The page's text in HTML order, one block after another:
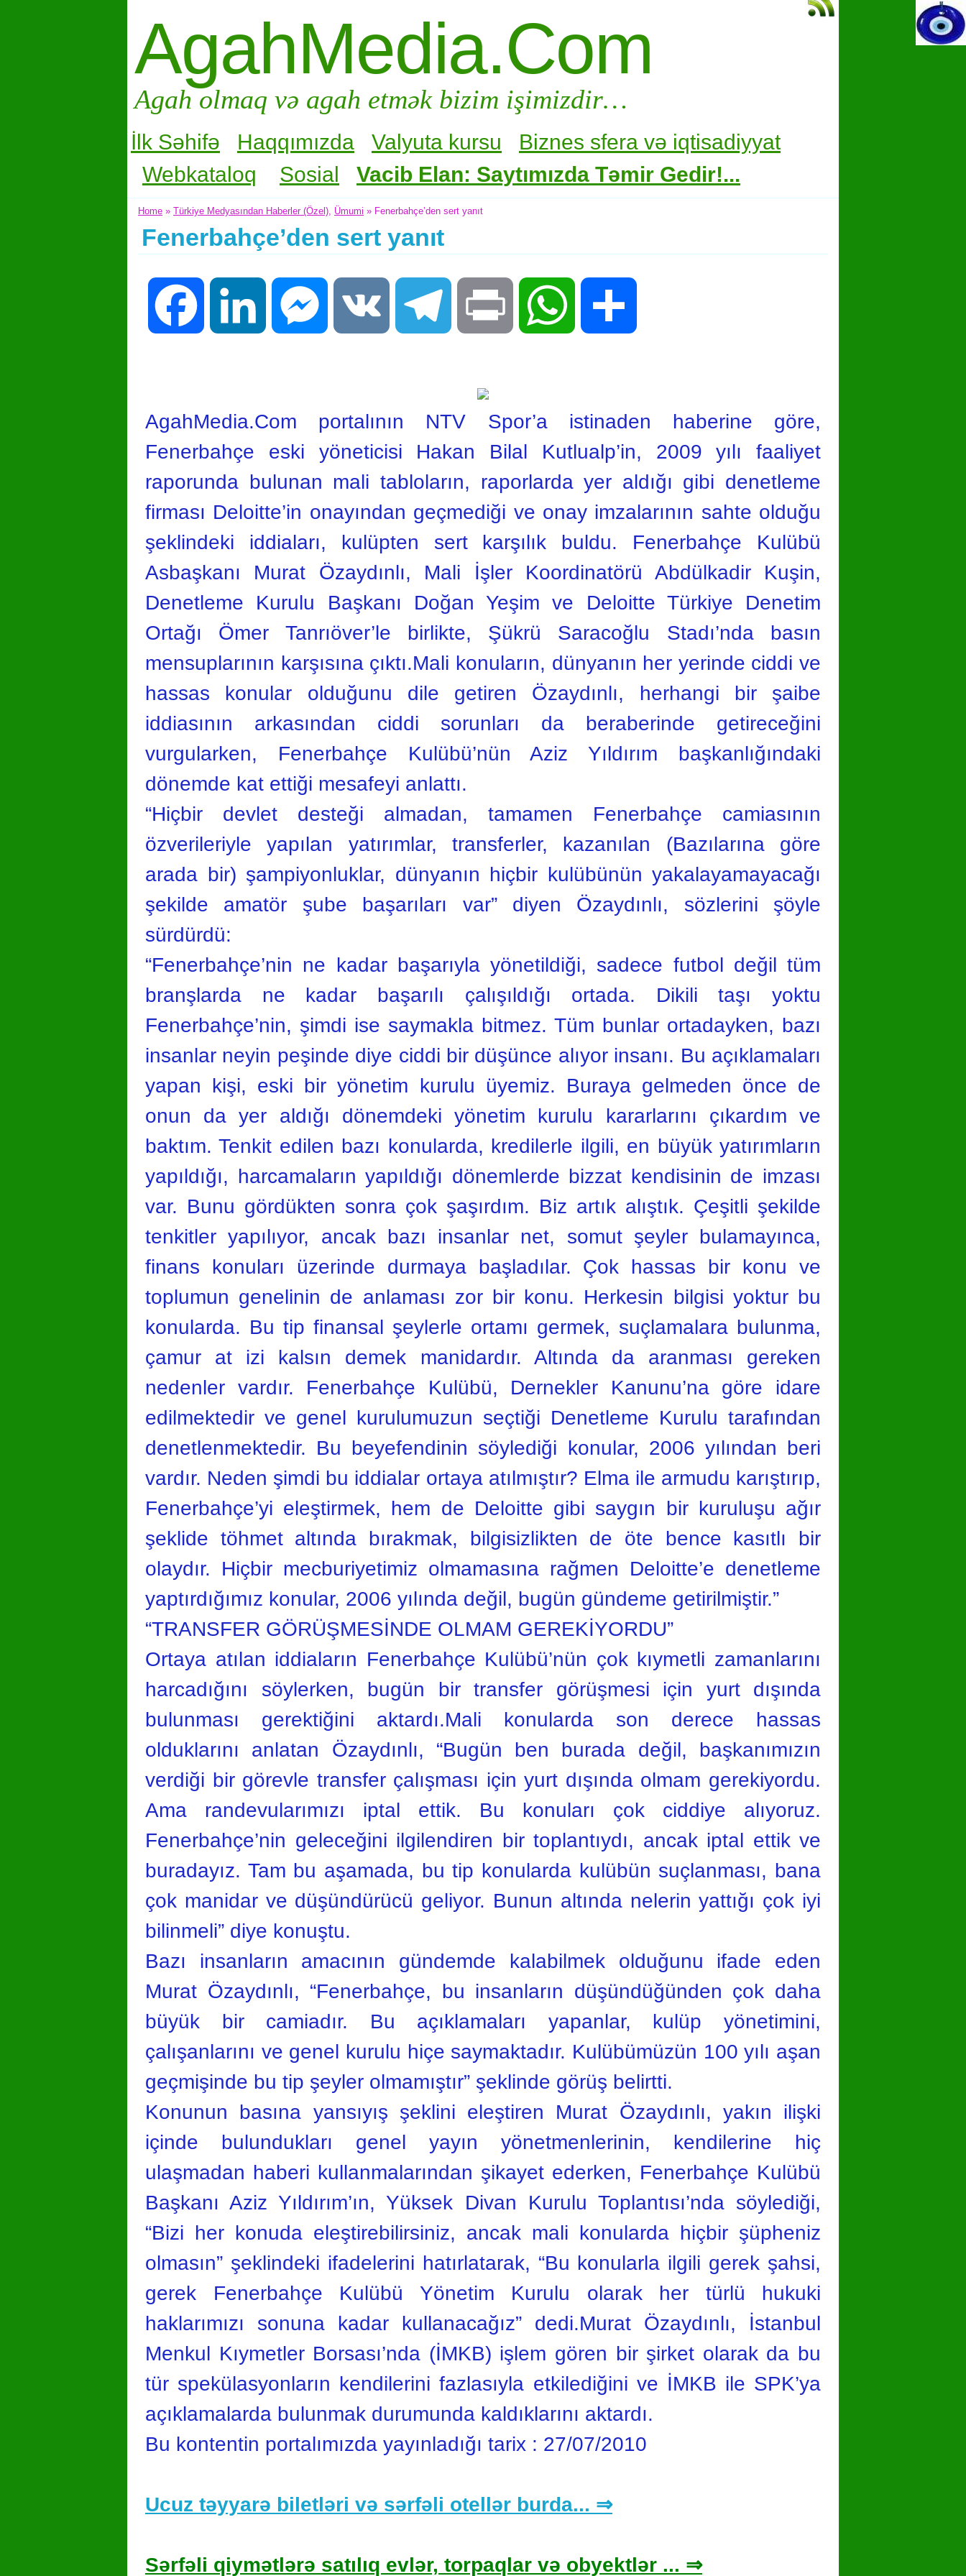
AgahMedia.Com
Agah olmaq və agah etmək bizim işimizdir…
İlk Səhifə Haqqımızda Valyuta kursu Biznes sfera və iqtisadiyyat
Webkataloq
Sosial Vacib Elan: Saytımızda Təmir Gedir!...
Home » Türkiye Medyasından Haberler (Özel) Ümumi » Fenerbahçe’den sert yanıt
Fenerbahçe’den sert yanıt
Facebook LinkedIn Messenger VK Print WhatsApp
AgahMedia.Com portalının NTV Spor’a istinaden haberine göre,
Fenerbahçe eski yöneticisi Hakan Bilal Kutlualp’in, 2009 yılı faaliyet
raporunda bulunan mali tabloların, raporlarda yer aldığı gibi denetleme
firması Deloitte’in onayından geçmediği ve onay imzalarının sahte olduğu
şeklindeki iddiaları, kulüpten sert karşılık buldu. Fenerbahçe Kulübü
Asbaşkanı Murat Özaydınlı, Mali İşler Koordinatörü Abdülkadir Kuşin,
Denetleme Kurulu Başkanı Doğan Yeşim ve Deloitte Türkiye Denetim
Ortağı Ömer Tanrıöver’le birlikte, Şükrü Saracoğlu Stadı’nda basın
mensuplarının karşısına çıktı.Mali konuların, dünyanın her yerinde ciddi ve
hassas konular olduğunu dile getiren Özaydınlı, herhangi bir şaibe
iddiasının arkasından ciddi sorunları da beraberinde getireceğini
vurgularken, Fenerbahçe Kulübü’nün Aziz Yıldırım başkanlığındaki
dönemde kat ettiği mesafeyi anlattı.
“Hiçbir devlet desteği almadan, tamamen Fenerbahçe camiasının
özverileriyle yapılan yatırımlar, transferler, kazanılan (Bazılarına göre
arada bir) şampiyonluklar, dünyanın hiçbir kulübünün yakalayamayacağı
şekilde amatör şube başarıları var” diyen Özaydınlı, sözlerini şöyle
sürdürdü:
“Fenerbahçe’nin ne kadar başarıyla yönetildiği, sadece futbol değil tüm
branşlarda ne kadar başarılı çalışıldığı ortada. Dikili taşı yoktu
Fenerbahçe’nin, şimdi ise saymakla bitmez. Tüm bunlar ortadayken, bazı
insanlar neyin peşinde diye ciddi bir düşünce alıyor insanı. Bu açıklamaları
yapan kişi, eski bir yönetim kurulu üyemiz. Buraya gelmeden önce de
onun da yer aldığı dönemdeki yönetim kurulu kararlarını çıkardım ve
baktım. Tenkit edilen bazı konularda, kredilerle ilgili, en büyük yatırımların
yapıldığı, harcamaların yapıldığı dönemlerde bizzat kendisinin de imzası
var. Bunu gördükten sonra çok şaşırdım. Biz artık alıştık. Çeşitli şekilde
tenkitler yapılıyor, ancak bazı insanlar net, somut şeyler bulamayınca,
finans konuları üzerinde durmaya başladılar. Çok hassas bir konu ve
toplumun genelinin de anlaması zor bir konu. Herkesin bilgisi yoktur bu
konularda. Bu tip finansal şeylerle ortamı germek, suçlamalara bulunma,
çamur at izi kalsın demek manidardır. Altında da aranması gereken
nedenler vardır. Fenerbahçe Kulübü, Dernekler Kanunu’na göre idare
edilmektedir ve genel kurulumuzun seçtiği Denetleme Kurulu tarafından
denetlenmektedir. Bu beyefendinin söylediği konular, 2006 yılından beri
vardır. Neden şimdi bu iddialar ortaya atılmıştır? Elma ile armudu karıştırıp,
Fenerbahçe’yi eleştirmek, hem de Deloitte gibi saygın bir kuruluşu ağır
şeklide töhmet altında bırakmak, bilgisizlikten de öte bence kasıtlı bir
olaydır. Hiçbir mecburiyetimiz olmamasına rağmen Deloitte’e denetleme
yaptırdığımız konular, 2006 yılında değil, bugün gündeme getirilmiştir.”
“TRANSFER GÖRÜŞMESİNDE OLMAM GEREKİYORDU”
Ortaya atılan iddiaların Fenerbahçe Kulübü’nün çok kıymetli zamanlarını
harcadığını söylerken, bugün bir transfer görüşmesi için yurt dışında
bulunması gerektiğini aktardı.Mali konularda son derece hassas
olduklarını anlatan Özaydınlı, “Bugün ben burada değil, başkanımızın
verdiği bir görevle transfer çalışması için yurt dışında olmam gerekiyordu.
Ama randevularımızı iptal ettik. Bu konuları çok ciddiye alıyoruz.
Fenerbahçe’nin geleceğini ilgilendiren bir toplantıydı, ancak iptal ettik ve
buradayız. Tam bu aşamada, bu tip konularda kulübün suçlanması, bana
çok manidar ve düşündürücü geliyor. Bunun altında nelerin yattığı çok iyi
bilinmeli” diye konuştu.
Bazı insanların amacının gündemde kalabilmek olduğunu ifade eden
Murat Özaydınlı, “Fenerbahçe, bu insanların düşündüğünden çok daha
büyük bir camiadır. Bu açıklamaları yapanlar, kulüp yönetimini,
çalışanlarını ve genel kurulu hiçe saymaktadır. Kulübümüzün 100 yılı aşan
geçmişinde bu tip şeyler olmamıştır” şeklinde görüş belirtti.
Konunun basına yansıyış şeklini eleştiren Murat Özaydınlı, yakın ilişki
içinde bulundukları genel yayın yönetmenlerinin, kendilerine hiç
ulaşmadan haberi kullanmalarından şikayet ederken, Fenerbahçe Kulübü
Başkanı Aziz Yıldırım’ın, Yüksek Divan Kurulu Toplantısı’nda söylediği,
“Bizi her konuda eleştirebilirsiniz, ancak mali konularda hiçbir şüpheniz
olmasın” şeklindeki ifadelerini hatırlatarak, “Bu konularla ilgili gerek şahsi,
gerek Fenerbahçe Kulübü Yönetim Kurulu olarak her türlü hukuki
haklarımızı sonuna kadar kullanacağız” dedi.Murat Özaydınlı, İstanbul
Menkul Kıymetler Borsası’nda (İMKB) işlem gören bir şirket olarak da bu
tür spekülasyonların kendilerini fazlasıyla etkilediğini ve İMKB ile SPK’ya
açıklamalarda bulunmak durumunda kaldıklarını aktardı.
Bu kontentin portalımızda yayınladığı tarix : 27/07/2010
Ucuz təyyarə biletləri və sərfəli otellər burda... ⇒
Sərfəli qiymətlərə satılıq evlər, torpaqlar və obyektlər ... ⇒